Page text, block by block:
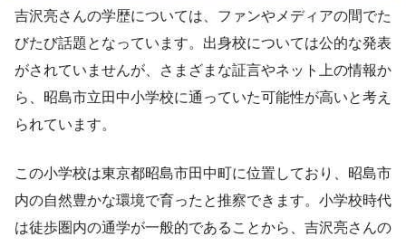
吉沢亮さんの学歴については、ファンやメディアの間でた
びたび話題となっています。出身校については公的な発表
がされていませんが、さまざまな証言やネット上の情報か
ら、昭島市立田中小学校に通っていた可能性が高いと考え
られています。
この小学校は東京都昭島市田中町に位置しており、昭島市
内の自然豊かな環境で育ったと推察できます。小学校時代
は徒歩圏内の通学が一般的であることから、吉沢亮さんの